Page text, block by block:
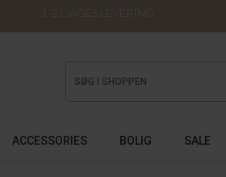
1-2 DAGES LEVERING
ACCESSORIES BOLIG SALE